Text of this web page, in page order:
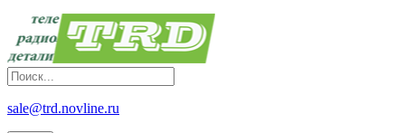
sale@trd.novline.ru